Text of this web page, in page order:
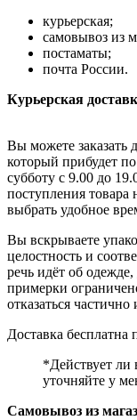
курьерская;
самовывоз из
постаматы;
почта России.
Курьерская
Вы можете заказать
который прибудет
субботу с 9.00 до
поступления товара
выбрать удобное
Вы вскрываете
целостность и
речь идёт об
примерки
отказаться
Доставка бесплатна
*Действует ли
уточняйте у
Самовывоз из